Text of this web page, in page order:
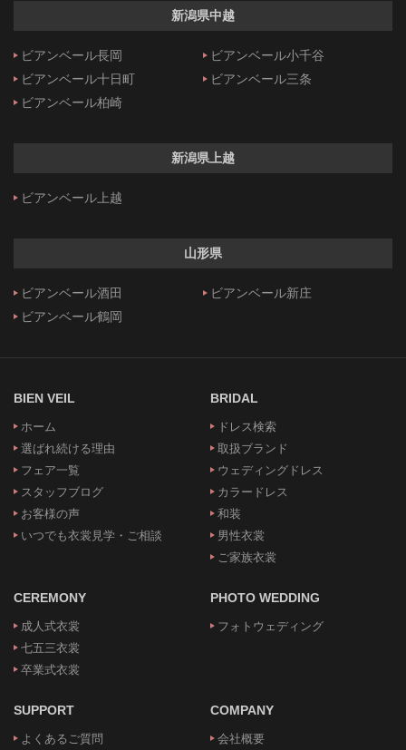
新潟県中越
ビアンベール長岡
ビアンベール小千谷
ビアンベール十日町
ビアンベール三条
ビアンベール柏崎
新潟県上越
ビアンベール上越
山形県
ビアンベール酒田
ビアンベール新庄
ビアンベール鶴岡
BIEN VEIL
ホーム
選ばれ続ける理由
フェア一覧
スタッフブログ
お客様の声
いつでも衣裳見学・ご相談
BRIDAL
ドレス検索
取扱ブランド
ウェディングドレス
カラードレス
和装
男性衣裳
ご家族衣裳
CEREMONY
成人式衣裳
七五三衣裳
卒業式衣裳
PHOTO WEDDING
フォトウェディング
SUPPORT
よくあるご質問
COMPANY
会社概要